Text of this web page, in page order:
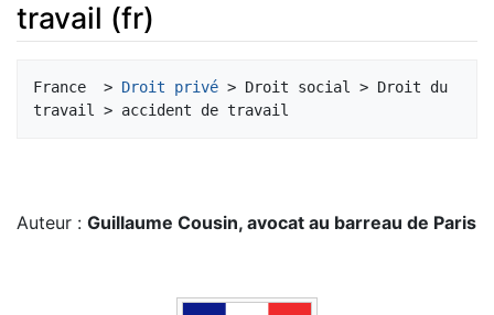
travail (fr)
France  > Droit privé > Droit social > Droit du
Auteur : Guillaume Cousin, avocat au barreau de Paris